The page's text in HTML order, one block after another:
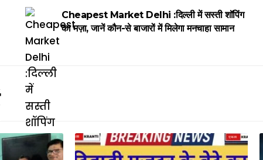
Cheapest Market Delhi :दिल्ली में सस्ती शॉपिंग
का मज़ा, जानें कौन-से बाजारों में मिलेगा मनचाहा सामान